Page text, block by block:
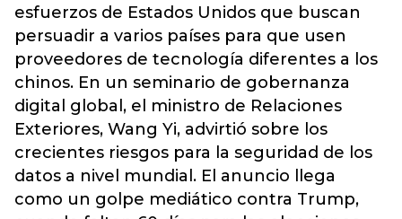
esfuerzos de Estados Unidos que buscan
persuadir a varios países para que usen
proveedores de tecnología diferentes a los
chinos. En un seminario de gobernanza
digital global, el ministro de Relaciones
Exteriores, Wang Yi, advirtió sobre los
crecientes riesgos para la seguridad de los
datos a nivel mundial. El anuncio llega
como un golpe mediático contra Trump,